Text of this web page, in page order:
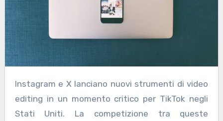
Instagram e X lanciano nuovi strumenti di video
editing in un momento critico per TikTok negli
Stati Uniti. La competizione tra queste